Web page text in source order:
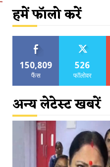
हमें फॉलो करें
150,809
फैंस
526
फॉलोवर
अन्य लेटेस्ट खबरें